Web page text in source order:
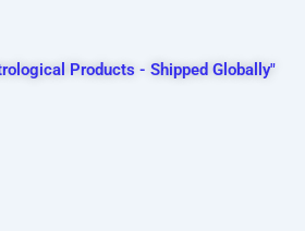
Products - Shipped Globally"